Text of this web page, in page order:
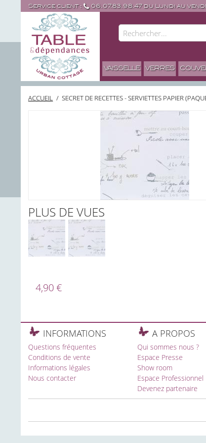
Service client : 06.07.83.98.47 du Lundi au
VAISSELLE VERRES
ACCUEIL / SECRET DE RECETTES - SERVIETTES PAPIER
PLUS DE VUES
4,90 €
INFORMATIONS
Questions fréquentes
Conditions de vente
Informations légales
Nous contacter
A PROPOS
Qui sommes nous ?
Espace Presse
Show room
Espace Professionnel
Devenez partenaire